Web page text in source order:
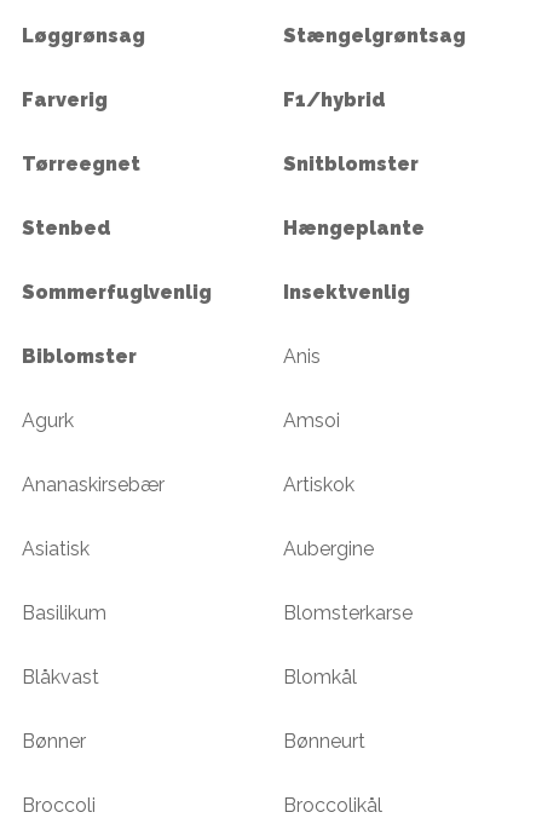
Løggrønsag Stængelgrøntsag
Farverig F1/hybrid
Tørreegnet Snitblomster
Stenbed Hængeplante
Sommerfuglvenlig Insektvenlig
Biblomster Anis
Agurk Amsoi
Ananaskirsebær Artiskok
Asiatisk Aubergine
Basilikum Blomsterkarse
Blåkvast Blomkål
Bønner Bønneurt
Broccoli Broccolikål